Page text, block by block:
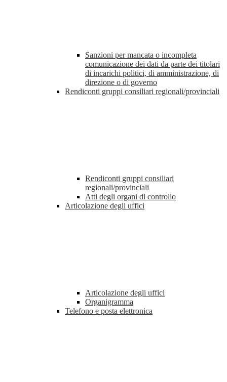
Sanzioni per mancata o incompleta
comunicazione dei dati da parte dei titolari
di incarichi politici, di amministrazione, di
direzione o di governo
Rendiconti gruppi consiliari regionali/provinciali
Rendiconti gruppi consiliari
regionali/provinciali
Atti degli organi di controllo
Articolazione degli uffici
Articolazione degli uffici
Organigramma
Telefono e posta elettronica